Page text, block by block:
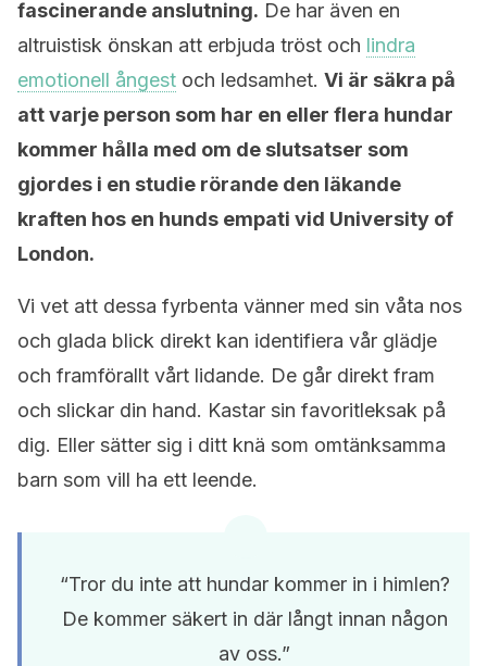
fascinerande anslutning. De har även en
altruistisk önskan att erbjuda tröst och lindra
emotionell ångest och ledsamhet. Vi är säkra på
att varje person som har en eller flera hundar
kommer hålla med om de slutsatser som
gjordes i en studie rörande den läkande
kraften hos en hunds empati vid University of
London.
Vi vet att dessa fyrbenta vänner med sin våta nos
och glada blick direkt kan identifiera vår glädje
och framförallt vårt lidande. De går direkt fram
och slickar din hand. Kastar sin favoritleksak på
dig. Eller sätter sig i ditt knä som omtänksamma
barn som vill ha ett leende.
“Tror du inte att hundar kommer in i himlen?
De kommer säkert in där långt innan någon
av oss.”